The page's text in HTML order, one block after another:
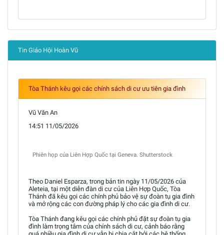
Tin Giáo Hội Hoàn Vũ
Tòa Thánh kêu gọi các chính sách di cư ưu tiên gia đình
Vũ Văn An
14:51 11/05/2026
Phiên họp của Liên Hợp Quốc tại Geneva. Shutterstock
Theo Daniel Esparza, trong bản tin ngày 11/05/2026 của
Aleteia, tại một diễn đàn di cư của Liên Hợp Quốc, Tòa
Thánh đã kêu gọi các chính phủ bảo vệ sự đoàn tụ gia đình
và mở rộng các con đường pháp lý cho các gia đình di cư.
Tòa Thánh đang kêu gọi các chính phủ đặt sự đoàn tụ gia
đình làm trọng tâm của chính sách di cư, cảnh báo rằng